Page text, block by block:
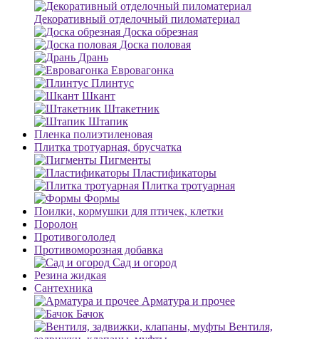
Декоративный отделочный пиломатериал
Доска обрезная
Доска половая
Дрань
Евровагонка
Плинтус
Шкант
Штакетник
Штапик
Пленка полиэтиленовая
Плитка тротуарная, брусчатка
Пигменты
Пластификаторы
Плитка тротуарная
Формы
Поилки, кормушки для птичек, клетки
Поролон
Противогололед
Противоморозная добавка
Сад и огород
Резина жидкая
Сантехника
Арматура и прочее
Бачок
Вентиля,